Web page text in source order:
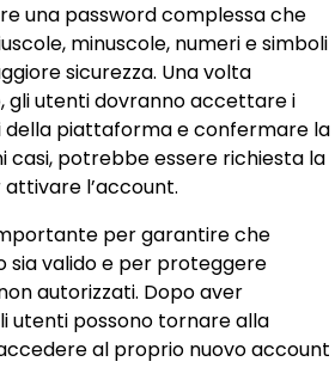
una password complessa che
minuscole, numeri e simboli
sicurezza. Una volta
gli utenti dovranno accettare i
della piattaforma e confermare la
casi, potrebbe essere richiesta la
l’account.
per garantire che
sia valido e per proteggere
autorizzati. Dopo aver
utenti possono tornare alla
al proprio nuovo account